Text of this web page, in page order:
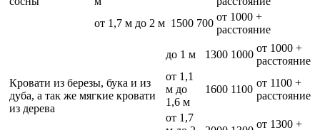
от 1,7 м до 2 м 1500 700
от 1000 +
расстояние
Кровати из березы, бука и из
дуба, а так же мягкие кровати
из дерева
до 1 м 1300 1000
от 1000 +
расстояние
от 1,1
м до
1,6 м
1600 1100
от 1100 +
расстояние
от 1,7
от 1300 +